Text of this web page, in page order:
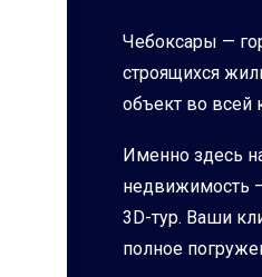
Чебоксары —
строящихся
объект во всей
Именно здесь
недвижимость
3D-тур. Ваши
полное